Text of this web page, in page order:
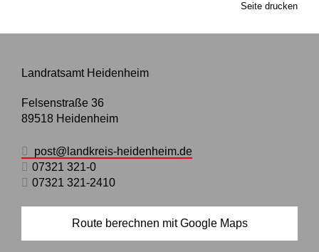
Seite drucken
Landratsamt Heidenheim
Felsenstraße 36
89518 Heidenheim
post@landkreis-heidenheim.de
07321 321-0
07321 321-2410
Route berechnen mit Google Maps